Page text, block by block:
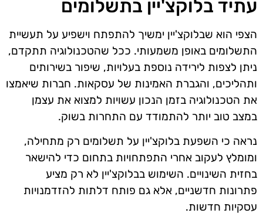
עתיד בלוקצ'יין בתשלומים
הצפי הוא שבלוקצ'יין ימשיך להתפתח וישפיע על תעשיית
התשלומים באופן משמעותי. ככל שהטכנולוגיה תתקדם,
ניתן לצפות לירידה נוספת בעלויות, שיפור בשירותים
ותהליכים, והגברת האמינות של עסקאות. חברות שיאמצו
את הטכנולוגיה בזמן הנכון עשויות למצוא את עצמן
במצב טוב יותר להתמודד עם התחרות בשוק.
נראה כי השפעת בלוקצ'יין על תשלומים רק מתחילה,
ומומלץ לעקוב אחרי התפתחויות בתחום כדי להישאר
בחזית השינויים. השימוש בבלוקצ'יין לא רק מציע
פתרונות חדשניים, אלא גם פותח דלתות להזדמנויות
עסקיות חדשות.